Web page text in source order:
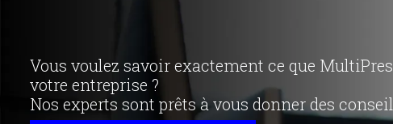
Vous voulez savoir exactement ce que
votre entreprise ?
Nos experts sont prêts à vous donner des